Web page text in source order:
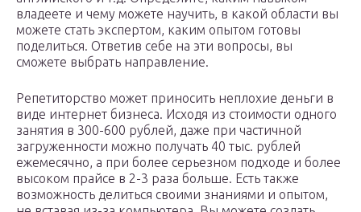
владеете и чему можете научить, в какой области вы
можете стать экспертом, каким опытом готовы
поделиться. Ответив себе на эти вопросы, вы
сможете выбрать направление.
Репетиторство может приносить неплохие деньги в
виде интернет бизнеса. Исходя из стоимости одного
занятия в 300-600 рублей, даже при частичной
загруженности можно получать 40 тыс. рублей
ежемесячно, а при более серьезном подходе и более
высоком прайсе в 2-3 раза больше. Есть также
возможность делиться своими знаниями и опытом,